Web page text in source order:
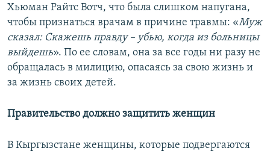
Хьюман Райтс Вотч, что была слишком напугана,
чтобы признаться врачам в причине травмы: «Муж
сказал: Скажешь правду – убью, когда из больницы
выйдешь». По ее словам, она за все годы ни разу не
обращалась в милицию, опасаясь за свою жизнь и
за жизнь своих детей.
Правительство должно защитить женщин
В Кыргызстане женщины, которые подвергаются